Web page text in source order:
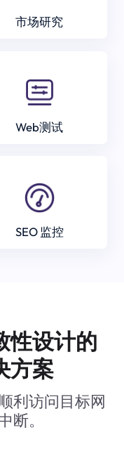
市场研究
Web测试
SEO 监控
性设计的
方案
利访问目标网
断。